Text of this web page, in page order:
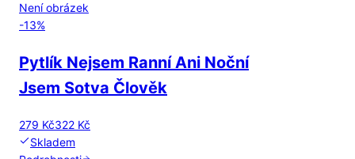
Není obrázek
-13%
Pytlík Nejsem Ranní Ani Noční
Jsem Sotva Člověk
279 Kč322 Kč
Skladem